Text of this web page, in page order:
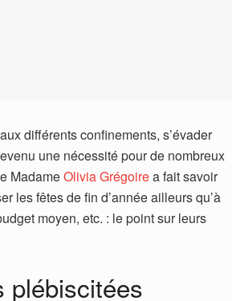
différents confinements, s’évader
une nécessité pour de nombreux
MadameOlivia Grégoirea fait savoir
les fêtes de fin d’année ailleurs qu’à
moyen, etc. : le point sur leurs
plébiscitées